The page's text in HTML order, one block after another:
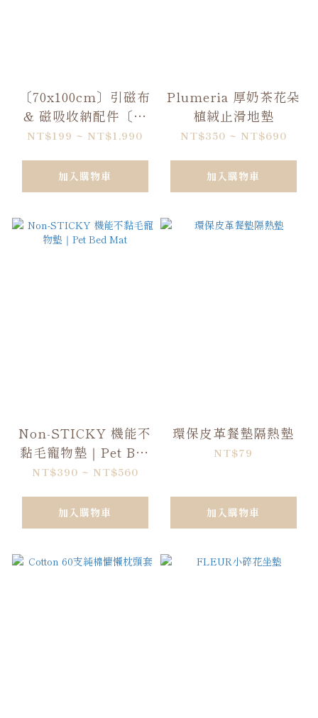
〔70x100cm〕引磁布
& 磁吸收納配件〔收
納新革命-廚房系列〕
NT$199 ~ NT$1,990
加入購物車
Plumeria 厚奶茶花朵
植絨止滑地墊
NT$350 ~ NT$690
加入購物車
Non-STICKY 機能不
黏毛寵物墊｜Pet Bed
Mat
NT$390 ~ NT$560
加入購物車
環保皮革餐墊隔熱墊
NT$79
加入購物車